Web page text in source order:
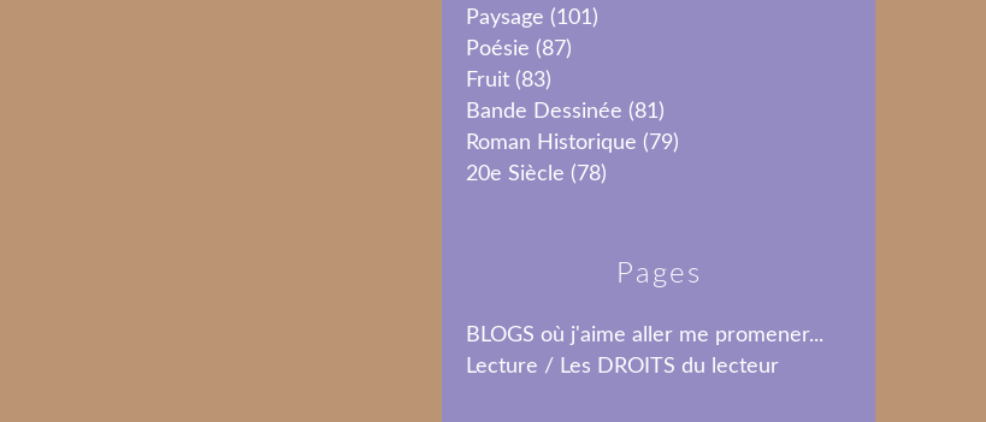
Paysage (101)
Poésie (87)
Fruit (83)
Bande Dessinée (81)
Roman Historique (79)
20e Siècle (78)
Pages
BLOGS où j'aime aller me promener...
Lecture / Les DROITS du lecteur